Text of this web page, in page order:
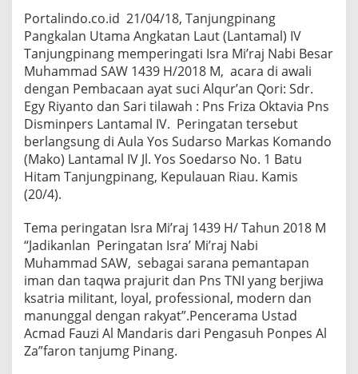
p
e
r
n
g
a
t
i
r
i
r
a
j
N
a
b
i
B
Portalindo.co.id 21/04/18, Tanjungpinang
Pangkalan Utama Angkatan Laut (Lantamal) IV
Tanjungpinang memperingati Isra Mi’raj Nabi Besar
Muhammad SAW 1439 H/2018 M, acara di awali
dengan Pembacaan ayat suci Alqur’an Qori: Sdr.
Egy Riyanto dan Sari tilawah : Pns Friza Oktavia Pns
Disminpers Lantamal IV. Peringatan tersebut
berlangsung di Aula Yos Sudarso Markas Komando
(Mako) Lantamal IV Jl. Yos Soedarso No. 1 Batu
Hitam Tanjungpinang, Kepulauan Riau. Kamis
(20/4).
Tema peringatan Isra Mi’raj 1439 H/ Tahun 2018 M
“Jadikanlan Peringatan Isra’ Mi’raj Nabi
Muhammad SAW, sebagai sarana pemantapan
iman dan taqwa prajurit dan Pns TNI yang berjiwa
ksatria militant, loyal, professional, modern dan
manunggal dengan rakyat”.Pencerama Ustad
Acmad Fauzi Al Mandaris dari Pengasuh Ponpes Al
Za”faron tanjumg Pinang.